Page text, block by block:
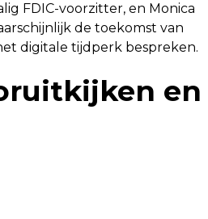
FDIC-voorzitter, en Monica
de toekomst van
digitale tijdperk bespreken.
en